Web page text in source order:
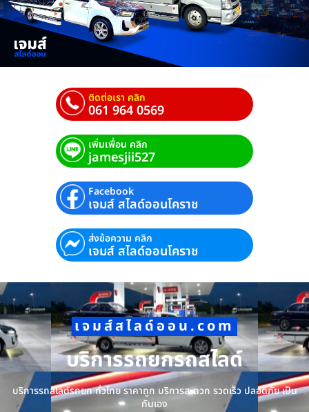
ติดต่อเรา คลิก
061 964 0569
เพิ่มเพื่อน คลิก
jamesjii527
Facebook
เจมส์ สไลด์ออนโคราช
ส่งข้อความ คลิก
เจมส์ สไลด์ออนโคราช
เจมส์สไลด์ออน.com
บริการรถยกรถสไลด์
บริการรถสไลด์รถยก ทั่วไทย ราคาถูก บริการสะดวก รวดเร็ว ปลอดภัย เป็น
กันเอง